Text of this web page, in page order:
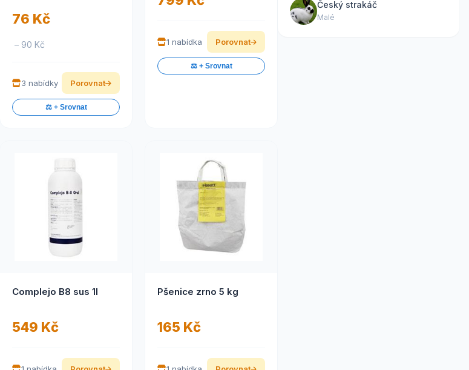
76 Kč
– 90 Kč
3 nabídky Porovnat
⚖️ + Srovnat
1 nabídka Porovnat
⚖️ + Srovnat
Complejo B8 sus 1l
549 Kč
Pšenice zrno 5 kg
165 Kč
Český strakáč
Malé